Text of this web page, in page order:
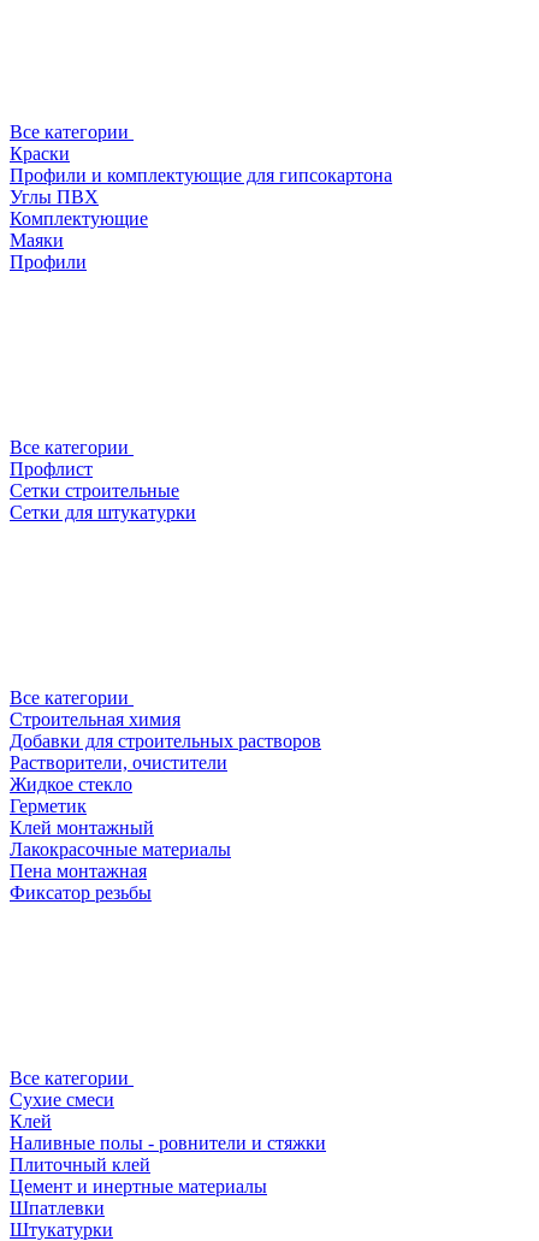
Все категории
Краски
Профили и комплектующие для гипсокартона
Углы ПВХ
Комплектующие
Маяки
Профили
Все категории
Профлист
Сетки строительные
Сетки для штукатурки
Все категории
Строительная химия
Добавки для строительных растворов
Растворители, очистители
Жидкое стекло
Герметик
Клей монтажный
Лакокрасочные материалы
Пена монтажная
Фиксатор резьбы
Все категории
Сухие смеси
Клей
Наливные полы - ровнители и стяжки
Плиточный клей
Цемент и инертные материалы
Шпатлевки
Штукатурки